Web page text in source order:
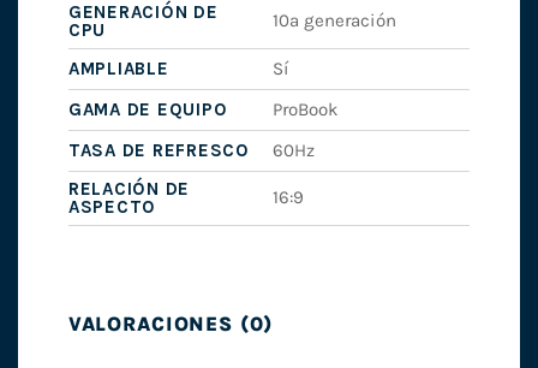
GENERACIÓN DE
CPU
10ª generación
AMPLIABLE
Sí
GAMA DE EQUIPO
ProBook
TASA DE REFRESCO
60Hz
RELACIÓN DE
ASPECTO
16:9
VALORACIONES (0)